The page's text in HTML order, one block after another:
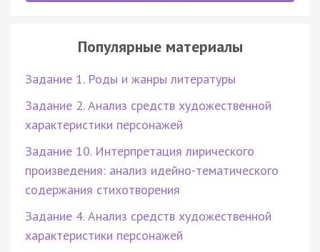
Популярные материалы
Задание 1. Роды и жанры литературы
Задание 2. Анализ средств художественной
характеристики персонажей
Задание 10. Интерпретация лирического
произведения: анализ идейно-тематического
содержания стихотворения
Задание 4. Анализ средств художественной
характеристики персонажей